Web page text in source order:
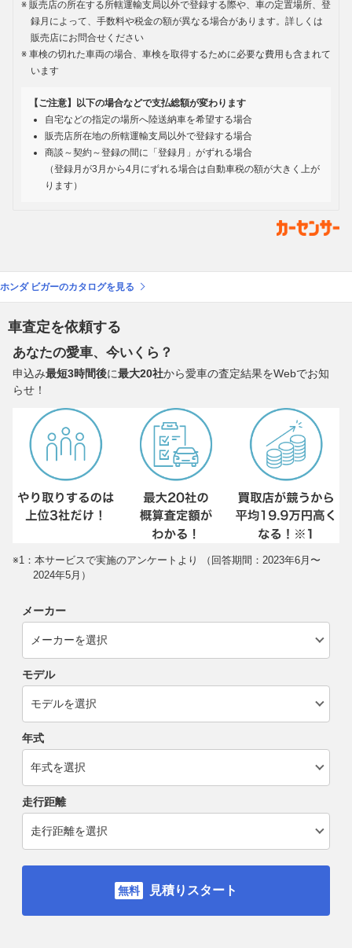
販売店の所在する所轄運輸支局以外で登録する際や、車の定置場所、登
録月によって、手数料や税金の額が異なる場合があります。詳しくは
販売店にお問合せください
車検の切れた車両の場合、車検を取得するために必要な費用も含まれて
います
【ご注意】以下の場合などで支払総額が変わります
自宅などの指定の場所へ陸送納車を希望する場合
販売店所在地の所轄運輸支局以外で登録する場合
商談～契約～登録の間に「登録月」がずれる場合
（登録月が3月から4月にずれる場合は自動車税の額が大きく上が
ります）
ホンダ ビガーのカタログを見る
車査定を依頼する
あなたの愛車、今いくら？
申込み最短3時間後に最大20社から愛車の査定結果をWebでお知
らせ！
※1：本サービスで実施のアンケートより （回答期間：2023年6月〜
2024年5月）
メーカー
モデル
年式
走行距離
見積りスタート